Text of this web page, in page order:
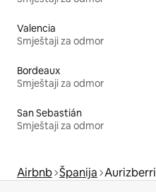
Valencia
Smještaji za odmor
Bordeaux
Smještaji za odmor
San Sebastián
Smještaji za odmor
Airbnb Španija Aurizberri